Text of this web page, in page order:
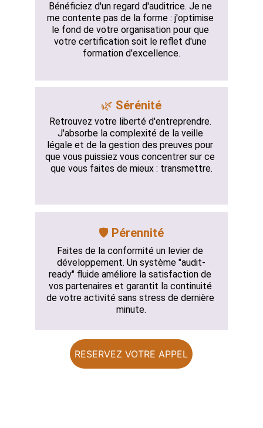
🛡️ Pérennité
🌿 Sérénité
Bénéficiez d'un regard d'auditrice. Je ne
me contente pas de la forme : j'optimise
le fond de votre organisation pour que
votre certification soit le reflet d'une
formation d'excellence.
Retrouvez votre liberté d'entreprendre.
J'absorbe la complexité de la veille
légale et de la gestion des preuves pour
que vous puissiez vous concentrer sur ce
que vous faites de mieux : transmettre.
Faites de la conformité un levier de
développement. Un système "audit-
ready" fluide améliore la satisfaction de
vos partenaires et garantit la continuité
de votre activité sans stress de dernière
minute.
RESERVEZ VOTRE APPEL